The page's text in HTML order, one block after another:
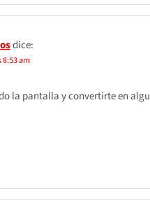
dice:
8:53 am
la pantalla y convertirte en